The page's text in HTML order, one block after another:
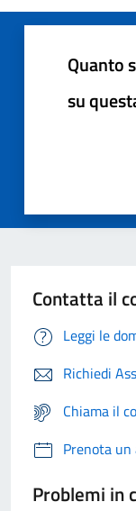
Quanto
su
Contatta il
Leggi le
Richiedi
Chiama il
Prenota
Problemi in